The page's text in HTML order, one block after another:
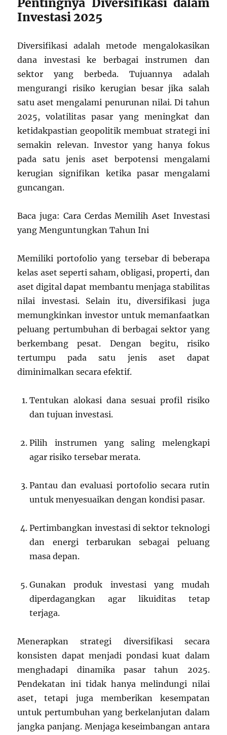
Investasi 2025
Diversifikasi adalah metode mengalokasikan
dana investasi ke berbagai instrumen dan
sektor yang berbeda. Tujuannya adalah
mengurangi risiko kerugian besar jika salah
satu aset mengalami penurunan nilai. Di tahun
2025, volatilitas pasar yang meningkat dan
ketidakpastian geopolitik membuat strategi ini
semakin relevan. Investor yang hanya fokus
pada satu jenis aset berpotensi mengalami
kerugian signifikan ketika pasar mengalami
guncangan.
Baca juga: Cara Cerdas Memilih Aset Investasi
yang Menguntungkan Tahun Ini
Memiliki portofolio yang tersebar di beberapa
kelas aset seperti saham, obligasi, properti, dan
aset digital dapat membantu menjaga stabilitas
nilai investasi. Selain itu, diversifikasi juga
memungkinkan investor untuk memanfaatkan
peluang pertumbuhan di berbagai sektor yang
berkembang pesat. Dengan begitu, risiko
tertumpu pada satu jenis aset dapat
diminimalkan secara efektif.
Tentukan alokasi dana sesuai profil risiko
dan tujuan investasi.
Pilih instrumen yang saling melengkapi
agar risiko tersebar merata.
Pantau dan evaluasi portofolio secara rutin
untuk menyesuaikan dengan kondisi pasar.
Pertimbangkan investasi di sektor teknologi
dan energi terbarukan sebagai peluang
masa depan.
Gunakan produk investasi yang mudah
diperdagangkan agar likuiditas tetap
terjaga.
Menerapkan strategi diversifikasi secara
konsisten dapat menjadi pondasi kuat dalam
menghadapi dinamika pasar tahun 2025.
Pendekatan ini tidak hanya melindungi nilai
aset, tetapi juga memberikan kesempatan
untuk pertumbuhan yang berkelanjutan dalam
jangka panjang. Menjaga keseimbangan antara